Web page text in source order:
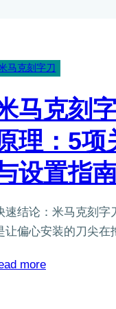
马克刻字刀
马克刻
理：5项
设置指
速结论：米马克刻字
让偏心安装的刀尖
more：